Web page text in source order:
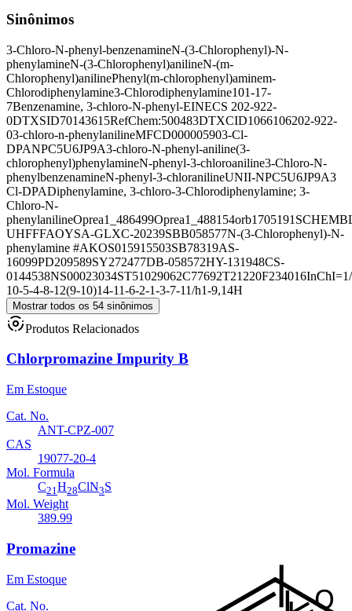
Sinônimos
3-Chloro-N-phenyl-benzenamineN-(3-Chlorophenyl)-N-
phenylamineN-(3-Chlorophenyl)anilineN-(m-
Chlorophenyl)anilinePhenyl(m-chlorophenyl)aminem-
Chlorodiphenylamine3-Chlorodiphenylamine101-17-
7Benzenamine, 3-chloro-N-phenyl-EINECS 202-922-
0DTXSID70143615RefChem:500483DTXCID1066106202-922-
03-chloro-n-phenylanilineMFCD000005903-Cl-
DPANPC5U6JP9A3-chloro-N-phenyl-aniline(3-
chlorophenyl)phenylamineN-phenyl-3-chloroaniline3-Chloro-N-
phenylbenzenamineN-phenyl-3-chloranilineUNII-NPC5U6JP9A3
Cl-DPADiphenylamine, 3-chloro-3-Chlorodiphenylamine; 3-
Chloro-N-
phenylanilineOprea1_486499Oprea1_488154orb1705191
UHFFFAOYSA-GLXC-20239SBB058577N-(3-Chlorophenyl)-N-
phenylamine #AKOS015915503SB78319AS-
16099PD209589SY272477DB-058572HY-131948CS-
0144538NS00023034ST51029062C77692T21220F234016
10-5-4-8-12(9-10)14-11-6-2-1-3-7-11/h1-9,14H
Mostrar todos os 54 sinônimos
Produtos Relacionados
Chlorpromazine Impurity B
Em Estoque
Cat. No.
ANT-CPZ-007
CAS
19077-20-4
Mol. Formula
C21H28ClN3S
Mol. Weight
389.99
Promazine
Em Estoque
Cat. No.